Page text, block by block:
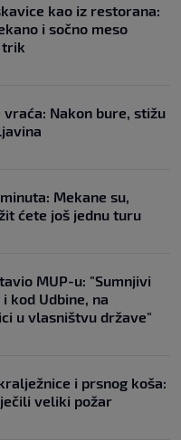
kao iz restorana:
i sočno meso
trik
vraća: Nakon bure, stižu
Mekane su,
ćete još jednu turu
MUP-u: "Sumnjivi
kod Udbine, na
u vlasništvu države"
i prsnog koša:
veliki požar